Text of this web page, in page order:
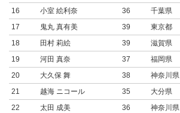
16
小室 絵利奈 36 千葉県
17
鬼丸 真有美 39 東京都
18
田村 莉絵 39 滋賀県
19
河田 真奈 37 福岡県
20
大久保 舞 38 神奈川県
21
越海 ニコール 35 大分県
22
太田 成美 36 神奈川県